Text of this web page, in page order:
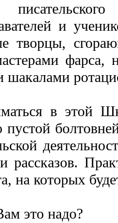
и
творцы,
фарса,
шакалами
в этой
пустой
рассказов.
на которых
это надо?